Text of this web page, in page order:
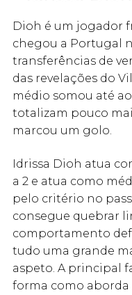
Dioh é um jogador
chegou a Portugal
transferências de
das revelações do
médio somou até
totalizam pouco
marcou um golo.
Idrissa Dioh atua
a 2 e atua como
pelo critério no
consegue quebrar
comportamento
tudo uma grande
aspeto. A principal
forma como aborda